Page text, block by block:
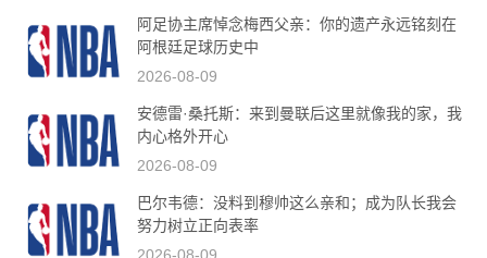
阿足协主席悼念梅西父亲：你的遗产永远铭刻在
阿根廷足球历史中
2026-08-09
安德雷·桑托斯：来到曼联后这里就像我的家，我
内心格外开心
2026-08-09
巴尔韦德：没料到穆帅这么亲和；成为队长我会
努力树立正向表率